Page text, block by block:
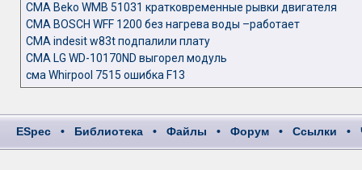
СМА Beko WMB 51031 кратковременные рывки двигателя
СМА BOSCH WFF 1200 без нагрева воды –работает
СМА indesit w83t подпалили плату
СМА LG WD-10170ND выгорел модуль
сма Whirpool 7515 ошибка F13
ESpec • Библиотека • Файлы • Форум • Ссылки •